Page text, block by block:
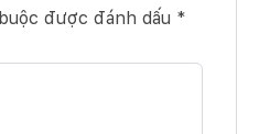
được đánh dấu *